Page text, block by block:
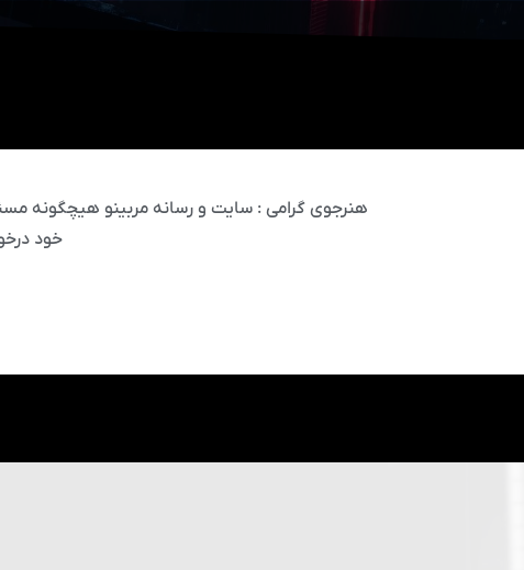
هنرجوی گرامی : سایت و رسانه مربینو هیچگونه
خود